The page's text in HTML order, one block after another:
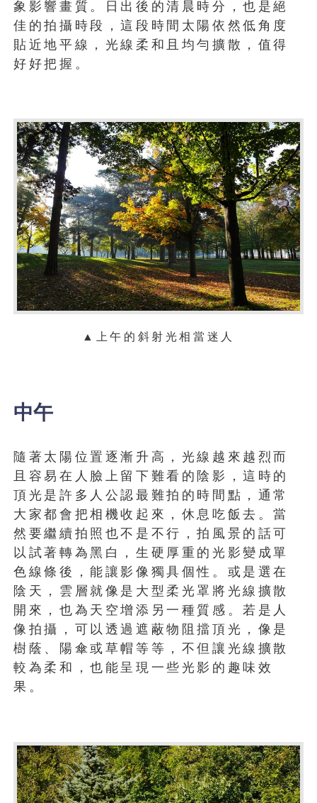
象影響畫質。日出後的清晨時分，也是絕
佳的拍攝時段，這段時間太陽依然低角度
貼近地平線，光線柔和且均勻擴散，值得
好好把握。
▲上午的斜射光相當迷人
中午
隨著太陽位置逐漸升高，光線越來越烈而
且容易在人臉上留下難看的陰影，這時的
頂光是許多人公認最難拍的時間點，通常
大家都會把相機收起來，休息吃飯去。當
然要繼續拍照也不是不行，拍風景的話可
以試著轉為黑白，生硬厚重的光影變成單
色線條後，能讓影像獨具個性。或是選在
陰天，雲層就像是大型柔光罩將光線擴散
開來，也為天空增添另一種質感。若是人
像拍攝，可以透過遮蔽物阻擋頂光，像是
樹蔭、陽傘或草帽等等，不但讓光線擴散
較為柔和，也能呈現一些光影的趣味效
果。